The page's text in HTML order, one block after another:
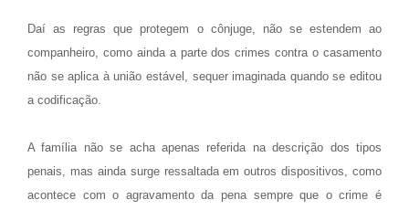
Daí as regras que protegem o cônjuge, não se estendem ao
companheiro, como ainda a parte dos crimes contra o casamento
não se aplica à união estável, sequer imaginada quando se editou
a codificação.
A família não se acha apenas referida na descrição dos tipos
penais, mas ainda surge ressaltada em outros dispositivos, como
acontece com o agravamento da pena sempre que o crime é